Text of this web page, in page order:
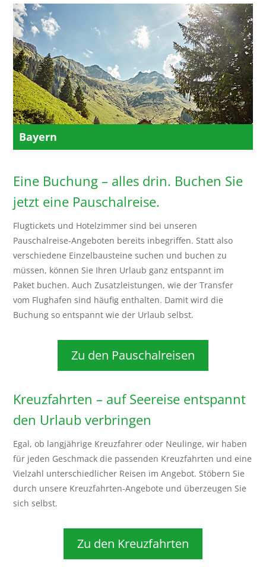
Bayern
Eine Buchung – alles drin. Buchen Sie
jetzt eine Pauschalreise.
Flugtickets und Hotelzimmer sind bei unseren
Pauschalreise-Angeboten bereits inbegriffen. Statt also
verschiedene Einzelbausteine suchen und buchen zu
müssen, können Sie Ihren Urlaub ganz entspannt im
Paket buchen. Auch Zusatzleistungen, wie der Transfer
vom Flughafen sind häufig enthalten. Damit wird die
Buchung so entspannt wie der Urlaub selbst.
Zu den Pauschalreisen
Kreuzfahrten – auf Seereise entspannt
den Urlaub verbringen
Egal, ob langjährige Kreuzfahrer oder Neulinge, wir haben
für jeden Geschmack die passenden Kreuzfahrten und eine
Vielzahl unterschiedlicher Reisen im Angebot. Stöbern Sie
durch unsere Kreuzfahrten-Angebote und überzeugen Sie
sich selbst.
Zu den Kreuzfahrten